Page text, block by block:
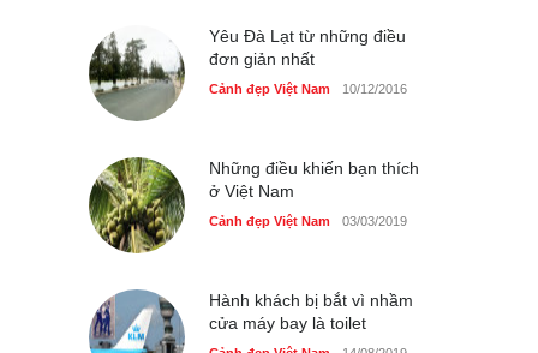
Yêu Đà Lạt từ những điều
đơn giản nhất
Cảnh đẹp Việt Nam 10/12/2016
Những điều khiến bạn thích
ở Việt Nam
Cảnh đẹp Việt Nam 03/03/2019
Hành khách bị bắt vì nhầm
cửa máy bay là toilet